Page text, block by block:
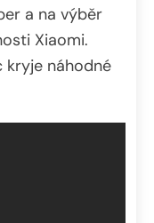
a na výběr
Xiaomi.
kryje náhodné